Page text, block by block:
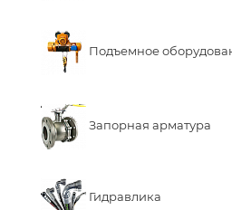
Подъемное
Запорная арматура
Гидравлика